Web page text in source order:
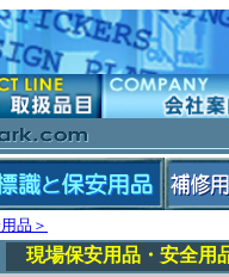
品＞
現場保安用品・安全用